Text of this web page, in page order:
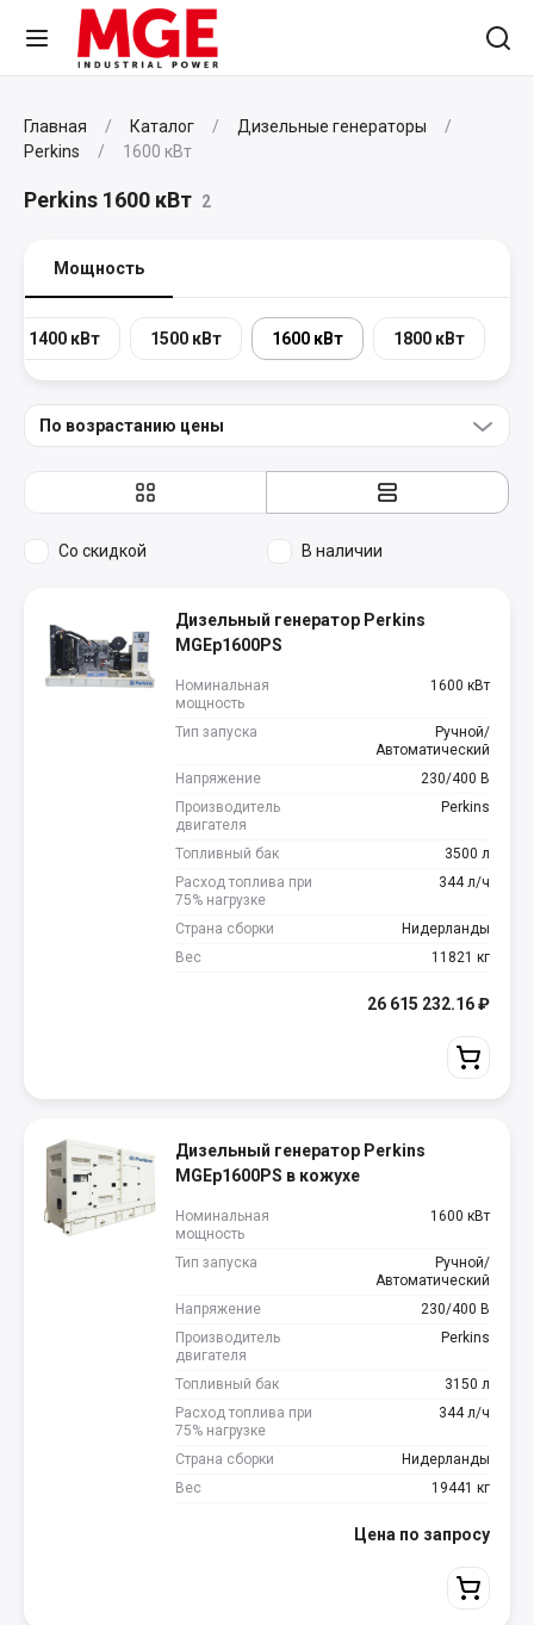
Главная Каталог
Дизельные генераторы
Perkins
1600 кВт
Perkins 1600 кВт 2
Мощность
1400 кВт 1500 кВт 1600 кВт 1800 кВт
По возрастанию цены
Со скидкой В наличии
Дизельный генератор Perkins
MGEp1600PS
Номинальная
мощность
1600 кВт
Тип запуска
Ручной/
Автоматический
Напряжение
230/400 В
Производитель
двигателя
Perkins
Топливный бак
3500 л
Расход топлива при
75% нагрузке
344 л/ч
Страна сборки
Нидерланды
Вес
11821 кг
26 615 232.16₽
Дизельный генератор Perkins
MGEp1600PS в кожухе
Номинальная
мощность
1600 кВт
Тип запуска
Ручной/
Автоматический
Напряжение
230/400 В
Производитель
двигателя
Perkins
Топливный бак
3150 л
Расход топлива при
75% нагрузке
344 л/ч
Страна сборки
Нидерланды
Вес
19441 кг
Цена по запросу